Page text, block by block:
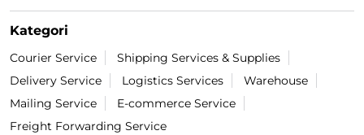
Kategori
Courier Service
Shipping Services & Supplies
Delivery Service
Logistics Services
Warehouse
Mailing Service
E-commerce Service
Freight Forwarding Service